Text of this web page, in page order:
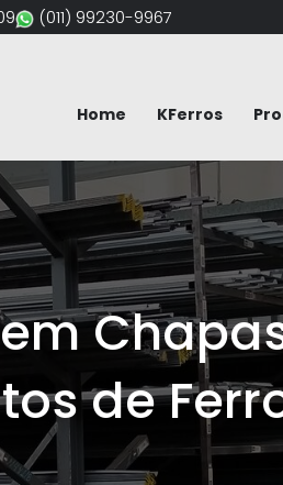
(011) 99230-9967
Home KFerros
de